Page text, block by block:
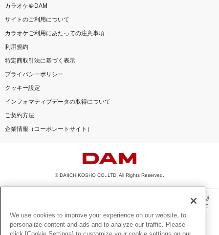
カラオケ＠DAM
サイトのご利用について
カラオケご利用にあたっての注意事項
利用規約
特定商取引法に基づく表示
プライバシーポリシー
クッキー設定
インフォマティブデータの取得について
ご契約方法
企業情報（コーポレートサイト）
© DAIICHIKOSHO CO.,LTD. All Rights Reserved.
このサイトに掲載されている一切の文章・画像・写真・動画・音声等を、手段や形態
を問わず、著作権法の定める範囲を超えて無断で複製、転載、ファイル化などするこ
とを禁じます。
楽曲及びコンテンツは、機種によりご利用いただけない場合があります。
We use cookies to improve your experience on our website, to
personalize content and ads and to analyze our traffic. Please